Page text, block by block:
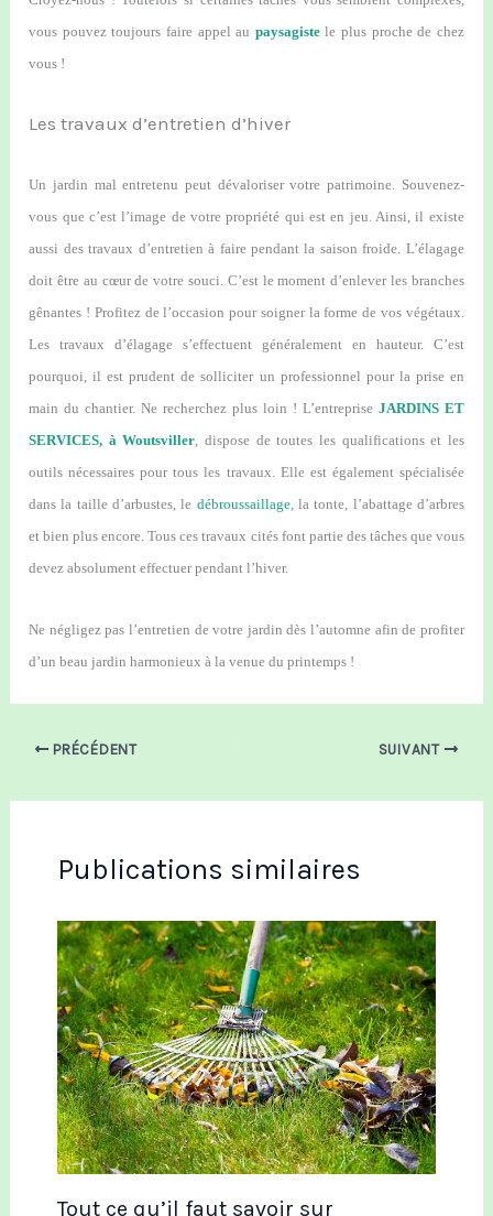
vous pouvez toujours faire appel au paysagistele plus proche de chez
vous !
Les travaux d’entretien d’hiver
Un jardin mal entretenu peut dévaloriser votre patrimoine. Souvenez-
vous que c’est l’image de votre propriété qui est en jeu. Ainsi, il existe
aussi des travaux d’entretien à faire pendant la saison froide. L’élagage
doit être au cœur de votre souci. C’est le moment d’enlever les branches
gênantes ! Profitez de l’occasion pour soigner la forme de vos végétaux.
Les travaux d’élagage s’effectuent généralement en hauteur. C’est
pourquoi, il est prudent de solliciter un professionnel pour la prise en
main du chantier. Ne recherchez plus loin ! L’entreprise JARDINS ET
SERVICES, à Woutsviller , dispose de toutes les qualifications et les
outils nécessaires pour tous les travaux. Elle est également spécialisée
dans la taille d’arbustes, le débroussaillage, la tonte, l’abattage d’arbres
et bien plus encore. Tous ces travaux cités font partie des tâches que vous
devez absolument effectuer pendant l’hiver.
Ne négligez pas l’entretien de votre jardin dès l’automne afin de profiter
d’un beau jardin harmonieux à la venue du printemps !
PRÉCÉDENT SUIVANT
Publications similaires
Tout ce qu’il faut savoir sur